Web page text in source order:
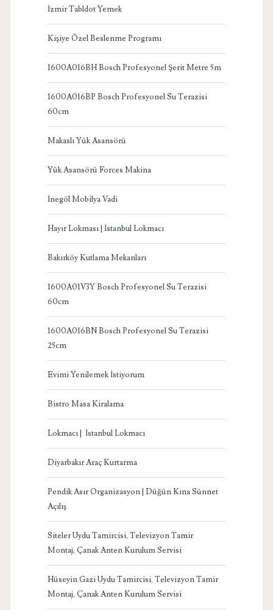
İzmir Tabldot Yemek
Kişiye Özel Beslenme Programı
1600A016BH Bosch Profesyonel Şerit Metre 5m
1600A016BP Bosch Profesyonel Su Terazisi
60cm
Makaslı Yük Asansörü
Yük Asansörü Forces Makina
İnegöl Mobilya Vadi
Hayır Lokması | İstanbul Lokmacı
Bakırköy Kutlama Mekanları
1600A01V3Y Bosch Profesyonel Su Terazisi
60cm
1600A016BN Bosch Profesyonel Su Terazisi
25cm
Evimi Yenilemek İstiyorum
Bistro Masa Kiralama
Lokmacı | İstanbul Lokmacı
Diyarbakır Araç Kurtarma
Pendik Asır Organizasyon | Düğün Kına Sünnet
Açılış
Siteler Uydu Tamircisi, Televizyon Tamir
Montaj, Çanak Anten Kurulum Servisi
Hüseyin Gazi Uydu Tamircisi, Televizyon Tamir
Montaj, Çanak Anten Kurulum Servisi